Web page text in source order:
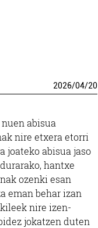
2026/04/20
abisua
nire etxera etorri
joateko abisua jaso
hantxe
ozenki esan
eman behar izan
nire izen-
jokatzen duten